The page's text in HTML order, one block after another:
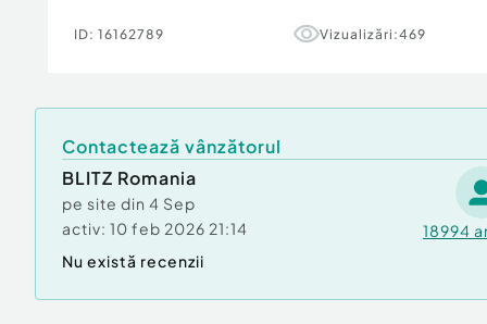
ID: 16162789 Vizualizări:469
Contactează vânzătorul
BLITZ Romania
pe site din 4 Sep
activ: 10 feb 2026 21:14 18994
Nu există recenzii